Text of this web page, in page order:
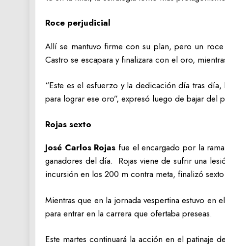
Roce perjudicial
Allí se mantuvo firme con su plan, pero un
Castro se escapara y finalizara con el oro,
“Este es el esfuerzo y la dedicación día tras
para lograr ese oro”, expresó luego de bajar del
Rojas sexto
José Carlos Rojas fue el encargado por la
ganadores del día. Rojas viene de sufrir una
incursión en los 200 m contra meta, finalizó
Mientras que en la jornada vespertina estuvo
para entrar en la carrera que ofertaba preseas.
Este martes continuará la acción en el patinaje